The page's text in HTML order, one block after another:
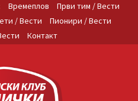
Времеплов
Први тим / Вести
/ Вести
Пионири / Вести
Контакт